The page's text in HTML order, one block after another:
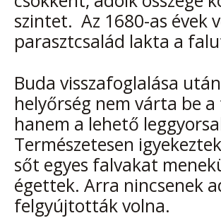
szintet. Az 1680-as évek
parasztcsalád lakta a
Buda visszafoglalása
helyőrség nem várta be
hanem a lehető
Természetesen
sőt egyes falvakat
égettek. Arra nincsenek
felgyújtották volna.